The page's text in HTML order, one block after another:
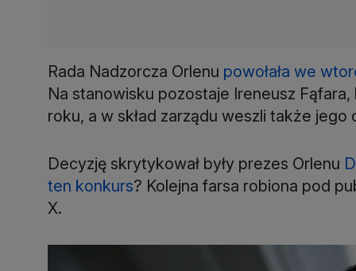
Rada Nadzorcza Orlenu powołała we
Na stanowisku pozostaje Ireneusz
roku, a w skład zarządu weszli także
Decyzję skrytykował były prezes Orlenu
ten konkurs? Kolejna farsa robiona pod
X.